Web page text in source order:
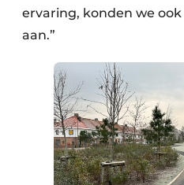
ervaring, konden we
aan.”